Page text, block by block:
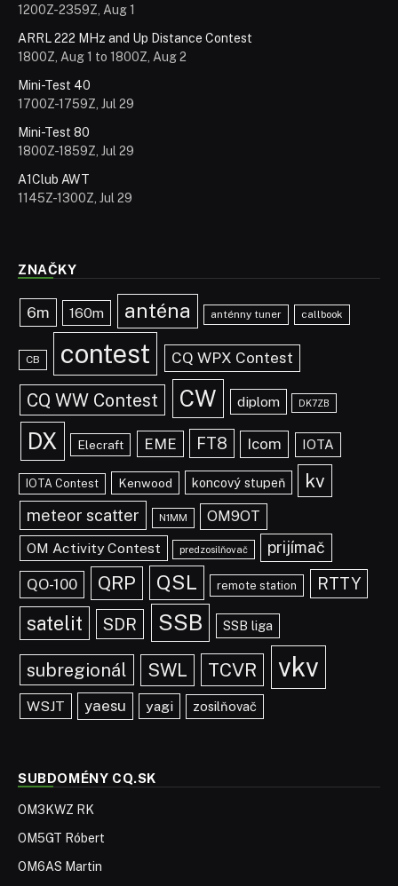
1200Z-2359Z, Aug 1
ARRL 222 MHz and Up Distance Contest
1800Z, Aug 1 to 1800Z, Aug 2
Mini-Test 40
1700Z-1759Z, Jul 29
Mini-Test 80
1800Z-1859Z, Jul 29
A1Club AWT
1145Z-1300Z, Jul 29
ZNAČKY
6m 160m anténa anténny tuner callbook
CB contest CQ WPX Contest
CQ WW Contest CW diplom DK7ZB
DX Elecraft EME FT8 Icom IOTA
IOTA Contest Kenwood koncový stupeň kv
meteor scatter N1MM
OM9OT
OM Activity Contest
predzosilňovač prijímač
QO-100 QRP QSL remote station RTTY
satelit SDR SSB SSB liga
subregionál SWL TCVR vkv
WSJT yaesu yagi zosilňovač
SUBDOMÉNY CQ.SK
OM3KWZ RK
OM5GT Róbert
OM6AS Martin